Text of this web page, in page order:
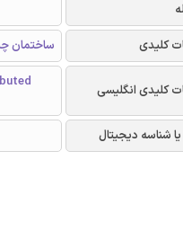
کلیدی
ساختمان
کلیدی انگلیسی